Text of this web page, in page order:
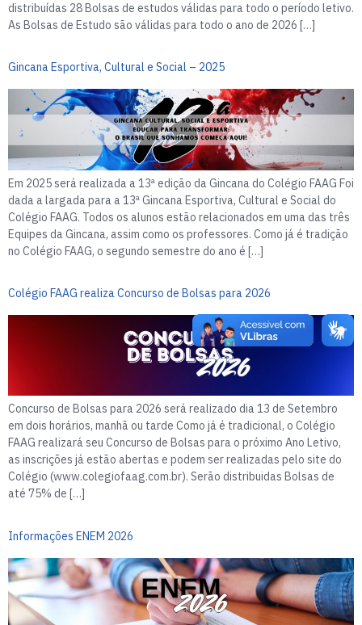
distribuídas 28 Bolsas de estudos válidas para todo o período letivo.
As Bolsas de Estudo são válidas para todo o ano de 2026 […]
Gincana Esportiva, Cultural e Social – 2025
Em 2025 será realizada a 13ª edição da Gincana do Colégio FAAG Foi
dada a largada para a 13ª Gincana Esportiva, Cultural e Social do
Colégio FAAG. Todos os alunos estão relacionados em uma das três
Equipes da Gincana, assim como os professores. Como já é tradição
no Colégio FAAG, o segundo semestre do ano é […]
Colégio FAAG realiza Concurso de Bolsas para 2026
Concurso de Bolsas para 2026 será realizado dia 13 de Setembro
em dois horários, manhã ou tarde Como já é tradicional, o Colégio
FAAG realizará seu Concurso de Bolsas para o próximo Ano Letivo,
as inscrições já estão abertas e podem ser realizadas pelo site do
Colégio (www.colegiofaag.com.br). Serão distribuidas Bolsas de
até 75% de […]
Informações ENEM 2026